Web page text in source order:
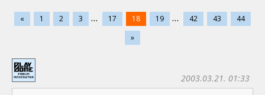
« 1 2 3 ... 17 18 19 ... 42 43
44
»
2003.03.21. 01:33